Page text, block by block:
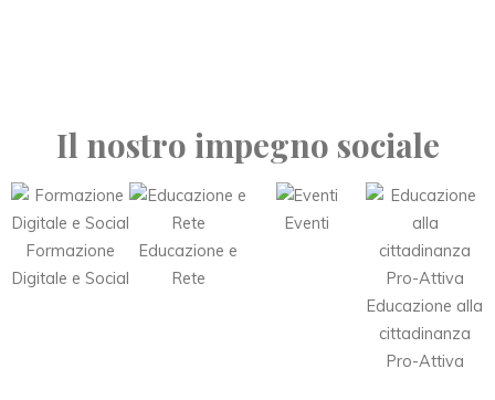
Il nostro impegno sociale
Formazione
Digitale e Social
Educazione e
Rete
Eventi
Educazione alla
cittadinanza
Pro-Attiva